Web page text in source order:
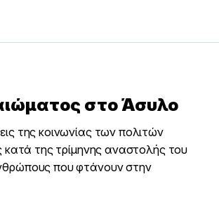
στο Άσυλο
της κοινωνίας των πολιτών
κατά της τρίμηνης αναστολής του
που φτάνουν στην